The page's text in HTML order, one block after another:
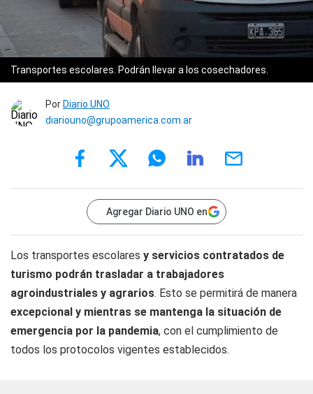
Transportes escolares. Podrán llevar a los cosechadores.
Por Diario UNO
diariouno@grupoamerica.com.ar
Agregar Diario UNO en
Los transportes escolares y servicios contratados de
turismo podrán trasladar a trabajadores
agroindustriales y agrarios. Esto se permitirá de manera
excepcional y mientras se mantenga la situación de
emergencia por la pandemia, con el cumplimiento de
todos los protocolos vigentes establecidos.